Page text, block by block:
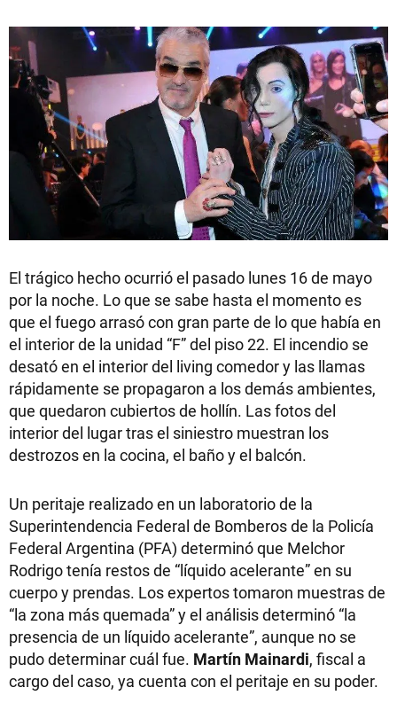
El trágico hecho ocurrió el pasado lunes 16 de mayo
por la noche. Lo que se sabe hasta el momento es
que el fuego arrasó con gran parte de lo que había en
el interior de la unidad “F” del piso 22. El incendio se
desató en el interior del living comedor y las llamas
rápidamente se propagaron a los demás ambientes,
que quedaron cubiertos de hollín. Las fotos del
interior del lugar tras el siniestro muestran los
destrozos en la cocina, el baño y el balcón.
Un peritaje realizado en un laboratorio de la
Superintendencia Federal de Bomberos de la Policía
Federal Argentina (PFA) determinó que Melchor
Rodrigo tenía restos de “líquido acelerante” en su
cuerpo y prendas. Los expertos tomaron muestras de
“la zona más quemada” y el análisis determinó “la
presencia de un líquido acelerante”, aunque no se
pudo determinar cuál fue. Martín Mainardi, fiscal a
cargo del caso, ya cuenta con el peritaje en su poder.